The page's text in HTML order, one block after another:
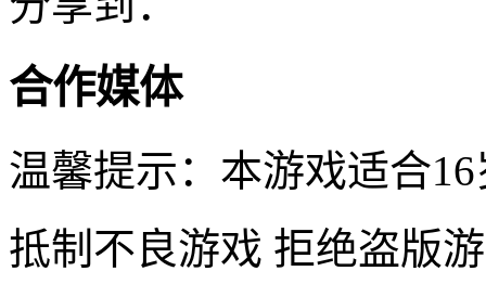
合作媒体
温馨提示：本游戏适合
抵制不良游戏 拒绝盗版